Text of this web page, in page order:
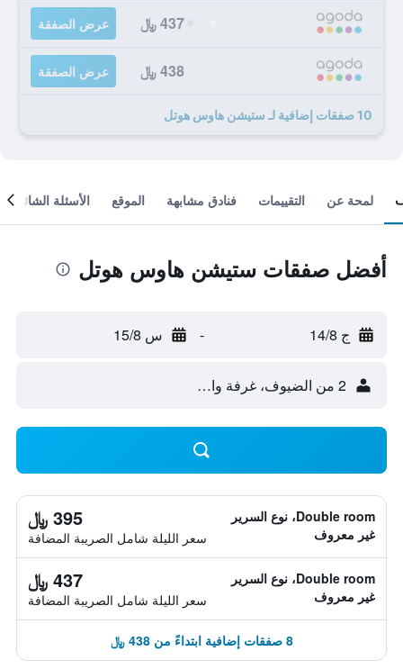
437 ﷼ عرض الصفقة
438 ﷼ عرض الصفقة
10 صفقات إضافية لـ ستيشن هاوس هوتل
لمحة عن التقييمات فنادق مشابهة الموقع الأسئلة الشائعة
أفضل صفقات ستيشن هاوس هوتل
ج 14/8 - س 15/8
2 من الضيوف، غرفة واحدة
Double room، نوع السرير
غير معروف
395 ﷼
سعر الليلة شامل الصريبة المضافة
Double room، نوع السرير
غير معروف
437 ﷼
سعر الليلة شامل الصريبة المضافة
8 صفقات إضافية ابتداءً من 438 ﷼